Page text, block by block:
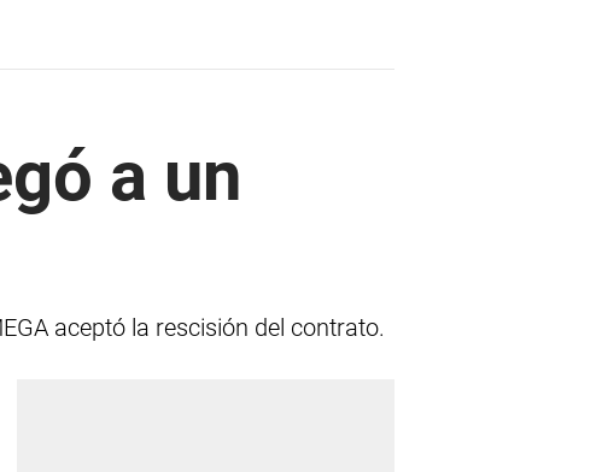
a un
aceptó la rescisión del contrato.